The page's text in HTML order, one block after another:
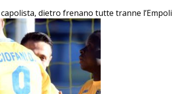
dietro frenano tutte tranne l’Empoli